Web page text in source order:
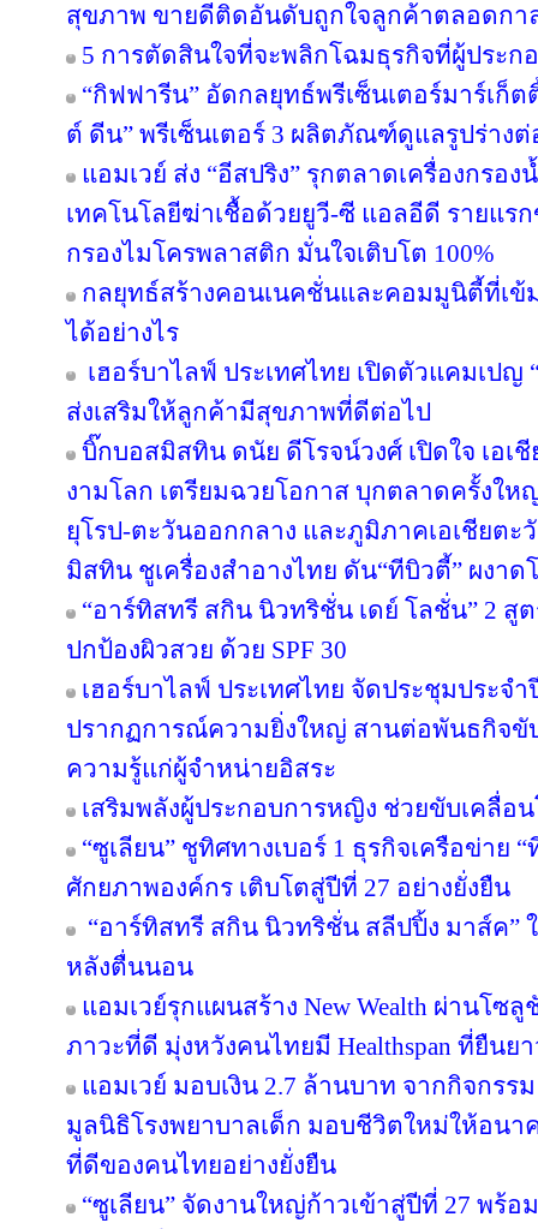
สุขภาพ ขายดีติดอันดับถูกใจลูกค้าตลอดกา
5 การตัดสินใจที่จะพลิกโฉมธุรกิจที่ผู้ประ
“กิฟฟารีน” อัดกลยุทธ์พรีเซ็นเตอร์มาร์เก็
ต์ ดีน” พรีเซ็นเตอร์ 3 ผลิตภัณฑ์ดูแลรูปร่าง
แอมเวย์ ส่ง “อีสปริง” รุกตลาดเครื่องกรอ
เทคโนโลยีฆ่าเชื้อด้วยยูวี-ซี แอลอีดี รายแ
กรองไมโครพลาสติก มั่นใจเติบโต 100%
กลยุทธ์สร้างคอนเนคชั่นและคอมมูนิตี้ที่เข้
ได้อย่างไร
เฮอร์บาไลฟ์ ประเทศไทย เปิดตัวแคมเปญ
ส่งเสริมให้ลูกค้ามีสุขภาพที่ดีต่อไป
บิ๊กบอสมิสทิน ดนัย ดีโรจน์วงศ์ เปิดใจ เอเ
งามโลก เตรียมฉวยโอกาส บุกตลาดครั้งให
ยุโรป-ตะวันออกกลาง และภูมิภาคเอเชียตะ
มิสทิน ชูเครื่องสำอางไทย ดัน“ทีบิวตี้” ผงาด
“อาร์ทิสทรี สกิน นิวทริชั่น เดย์ โลชั่น” 2 สู
ปกป้องผิวสวย ด้วย SPF 30
เฮอร์บาไลฟ์ ประเทศไทย จัดประชุมประจำปี
ปรากฏการณ์ความยิ่งใหญ่ สานต่อพันธกิจขั
ความรู้แก่ผู้จำหน่ายอิสระ
เสริมพลังผู้ประกอบการหญิง ช่วยขับเคลื่อ
“ซูเลียน” ชูทิศทางเบอร์ 1 ธุรกิจเครือข่าย
ศักยภาพองค์กร เติบโตสู่ปีที่ 27 อย่างยั่งยืน
“อาร์ทิสทรี สกิน นิวทริชั่น สลีปปิ้ง มาส์ค”
หลังตื่นนอน
แอมเวย์รุกแผนสร้าง New Wealth ผ่านโ
ภาวะที่ดี มุ่งหวังคนไทยมี Healthspan ที่ยืนย
แอมเวย์ มอบเงิน 2.7 ล้านบาท จากกิจกรร
มูลนิธิโรงพยาบาลเด็ก มอบชีวิตใหม่ให้อน
ที่ดีของคนไทยอย่างยั่งยืน
“ซูเลียน” จัดงานใหญ่ก้าวเข้าสู่ปีที่ 27 พร้